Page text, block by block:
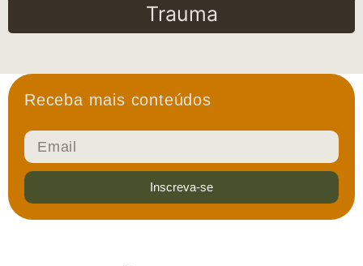
Trauma
Receba mais conteúdos
Inscreva-se